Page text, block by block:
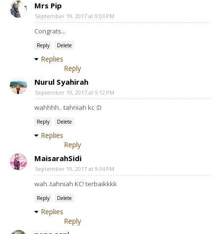
Mrs Pip
September 19, 2017 at 9:03 PM
Congrats...
Reply Delete
Replies
Reply
Nurul Syahirah
September 19, 2017 at 9:12 PM
wahhhh.. tahniah kc :D
Reply Delete
Replies
Reply
MaisarahSidi
September 19, 2017 at 9:34 PM
wah..tahniah KC! terbaikkkk
Reply Delete
Replies
Reply